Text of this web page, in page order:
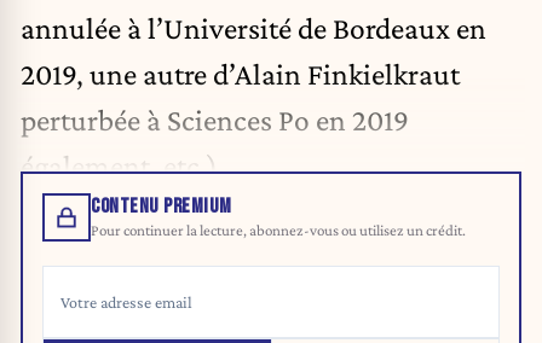
annulée à l’Université de Bordeaux en
2019, une autre d’Alain Finkielkraut
perturbée à Sciences Po en 2019
également, etc.).
CONTENU PREMIUM
Pour continuer la lecture, abonnez-vous ou utilisez un crédit.